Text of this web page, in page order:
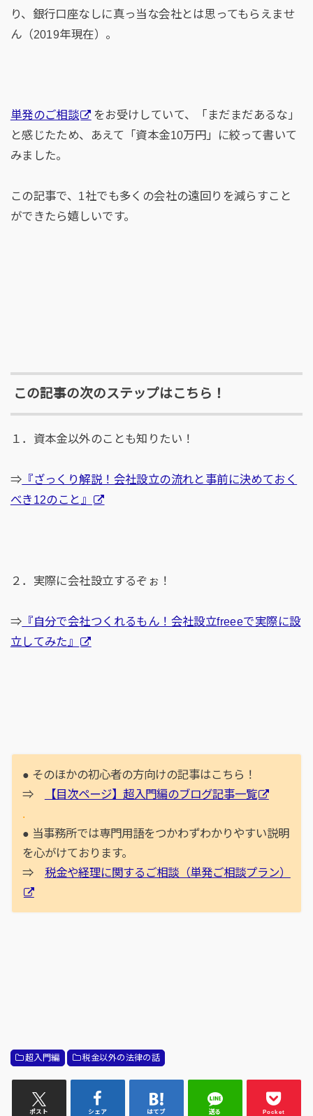
り、銀行口座なしに真っ当な会社とは思ってもらえませ
ん（2019年現在）。
単発のご相談
をお受けしていて、「まだまだあるな」
と感じたため、あえて「資本金10万円」に絞って書いて
みました。
この記事で、1社でも多くの会社の遠回りを減らすこと
ができたら嬉しいです。
この記事の次のステップはこちら！
１．資本金以外のことも知りたい！
⇒ 『ざっくり解説！会社設立の流れと事前に決めておく
べき12のこと』
２．実際に会社設立するぞぉ！
⇒ 『自分で会社つくれるもん！会社設立freeeで実際に設
立してみた』
● そのほかの初心者の方向けの記事はこちら！
⇒
【目次ページ】超入門編のブログ記事一覧
.
● 当事務所では専門用語をつかわずわかりやすい説明
を心がけております。
⇒ 税金や経理に関するご相談（単発ご相談プラン）
超入門編 税金以外の法律の話
ポスト シェア はてブ 送る Pocket